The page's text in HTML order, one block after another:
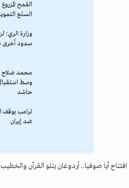
القمح
السلع
وزارة الري:
سدود أخرى
محمد صلاح
وسط
حاشد
ترامب يوقف
ضد إيران
افتتاح آيا صوفيا.. أردوغان يتلو القرآن